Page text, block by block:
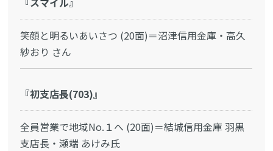
笑顔と明るいあいさつ (20面)＝沼津信用金庫・高久
紗おり さん
『初支店長(703)』
全員営業で地域No.１へ (20面)＝結城信用金庫 羽黒
支店長・瀬端 あけみ氏